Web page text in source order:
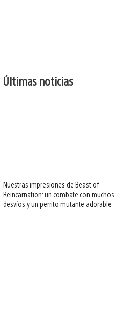
Últimas noticias
Nuestras impresiones de Beast of
Reincarnation: un combate con muchos
desvíos y un perrito mutante adorable